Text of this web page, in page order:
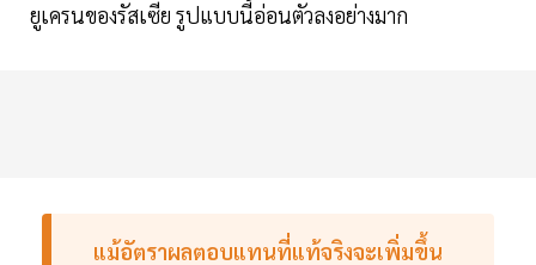
ยูเครนของรัสเซีย รูปแบบนี้อ่อนตัวลงอย่างมาก
แม้อัตราผลตอบแทนที่แท้จริงจะเพิ่มขึ้น